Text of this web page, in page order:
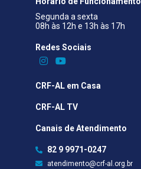
Segunda a sexta
08h às 12h e 13h às 17h
Redes Sociais​
CRF-AL em Casa
CRF-AL TV
Canais de Atendimento
82 9 9971-0247
atendimento@crf-al.org.br